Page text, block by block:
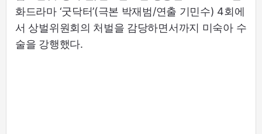
화드라마 ‘굿닥터’(극본 박재범/연출 기민수) 4회에
서 상벌위원회의 처벌을 감당하면서까지 미숙아 수
술을 강행했다.